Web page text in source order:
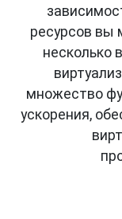
ресурсов вы
несколько
множество
ускорения,